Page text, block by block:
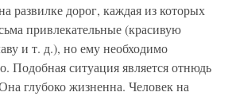
развилке дорог, каждая из которых
привлекательные (красивую
и т. д.), но ему необходимо
Подобная ситуация является отнюдь
глубоко жизненна. Человек на